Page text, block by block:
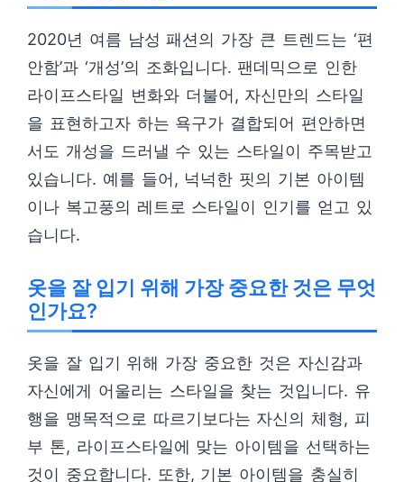
2020년 여름 남성 패션의 가장 큰 트렌드는 ‘편
안함’과 ‘개성’의 조화입니다. 팬데믹으로 인한
라이프스타일 변화와 더불어, 자신만의 스타일
을 표현하고자 하는 욕구가 결합되어 편안하면
서도 개성을 드러낼 수 있는 스타일이 주목받고
있습니다. 예를 들어, 넉넉한 핏의 기본 아이템
이나 복고풍의 레트로 스타일이 인기를 얻고 있
습니다.
옷을 잘 입기 위해 가장 중요한 것은 무엇
인가요?
옷을 잘 입기 위해 가장 중요한 것은 자신감과
자신에게 어울리는 스타일을 찾는 것입니다. 유
행을 맹목적으로 따르기보다는 자신의 체형, 피
부 톤, 라이프스타일에 맞는 아이템을 선택하는
것이 중요합니다. 또한, 기본 아이템을 충실히